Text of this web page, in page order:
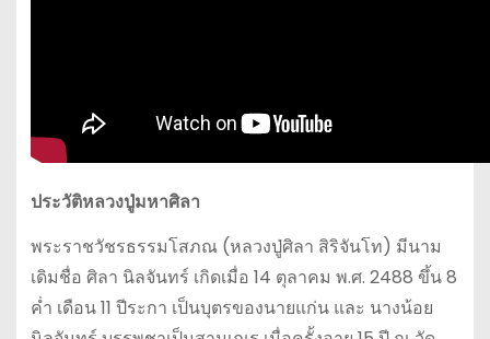
ประวัติหลวงปู่มหาศิลา
พระราชวัชรธรรมโสภณ (หลวงปู่ศิลา สิริจันโท) มีนาม
เดิมชื่อ ศิลา นิลจันทร์ เกิดเมื่อ 14 ตุลาคม พ.ศ. 2488 ขึ้น 8
ค่ำ เดือน 11 ปีระกา เป็นบุตรของนายแก่น และ นางน้อย